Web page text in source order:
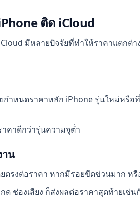
ติด iCloud
มีหลายปัจจัยที่ทำให้ราคาแตกต่
ำหนดราคาหลัก iPhone รุ่นใหม่หรือ
คาดีกว่ารุ่นความจุต่ำ
าน
ตรงต่อราคา หากมีรอยขีดข่วนมาก ห
ด ช่องเสียง ก็ส่งผลต่อราคาสุดท้ายเช่น